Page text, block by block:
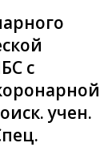
с
учен.